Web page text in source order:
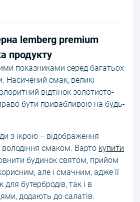
lemberg premium
продукту
показниками серед багатьох
Насичений смак, великі
відтінок золотисто-
бути привабливою на будь-
з ікрою − відображення
володіння смаком. Варто купити
будинок святом, прийом
але і смачним, адже її
бутербродів, так і в
додають до салатів.